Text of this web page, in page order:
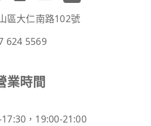
區大仁南路102號
624 5569
業時間
，19:00-21:00